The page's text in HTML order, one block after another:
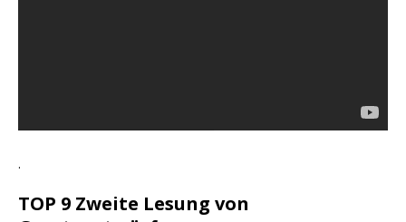
.
TOP 9 Zweite Lesung von